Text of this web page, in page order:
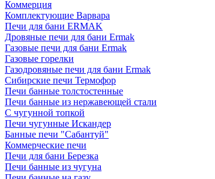
Коммерция
Комплектующие Варвара
Печи для бани ERMAK
Дровяные печи для бани Ermak
Газовые печи для бани Ermak
Газовые горелки
Газодровяные печи для бани Ermak
Сибирские печи Термофор
Печи банные толстостенные
Печи банные из нержавеющей стали
С чугунной топкой
Печи чугунные Искандер
Банные печи "Сабантуй"
Коммерческие печи
Печи для бани Березка
Печи банные из чугуна